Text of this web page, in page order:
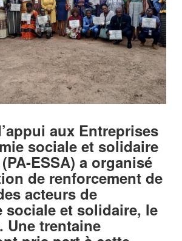
aux Entreprises
sociale et solidaire
ESSA) a organisé
de renforcement de
acteurs de
sociale et solidaire, le
Une trentaine